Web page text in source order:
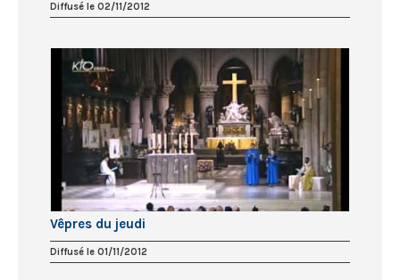
Diffusé le 02/11/2012
Vêpres du jeudi
Diffusé le 01/11/2012